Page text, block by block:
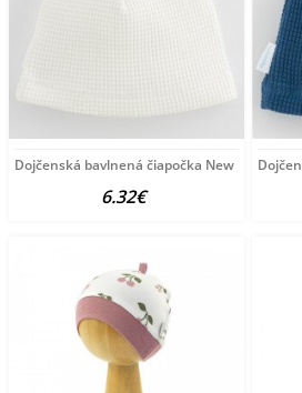
Dojčenská bavlnená čiapočka New Baby
6.32€